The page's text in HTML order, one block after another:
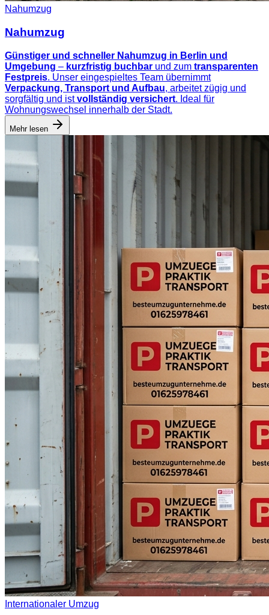
Nahumzug
Nahumzug
Günstiger und schneller Nahumzug in Berlin und
Umgebung – kurzfristig buchbar und zum transparenten
Festpreis. Unser eingespieltes Team übernimmt
Verpackung, Transport und Aufbau, arbeitet zügig und
sorgfältig und istvollständig versichert. Ideal für
Wohnungswechsel innerhalb der Stadt.
Mehr lesen
Internationaler Umzug